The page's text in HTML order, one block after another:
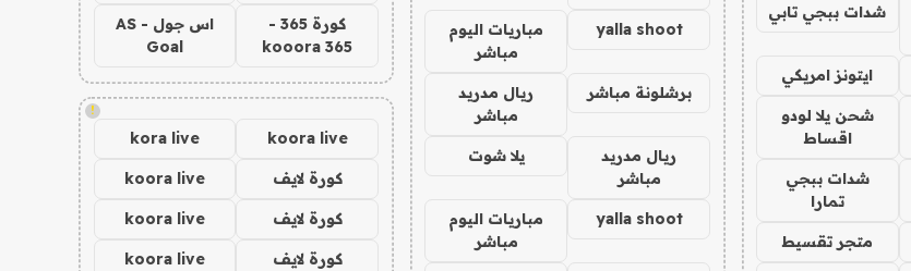
شدات ببجي تابي
ايتونز امريكي
شحن يلا لودو
اقساط
شدات ببجي
تمارا
متجر تقسيط
yalla shoot
مباريات اليوم
مباشر
برشلونة مباشر
ريال مدريد
مباشر
ريال مدريد
مباشر
يلا شوت
yalla shoot
مباريات اليوم
مباشر
كورة 365 -
kooora 365
اس جول - AS
Goal
!
koora live
kora live
كورة لايف koora live
كورة لايف koora live
كورة لايف koora live